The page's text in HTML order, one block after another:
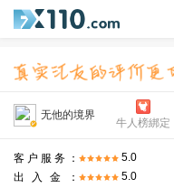
无他的境界
牛人榜綁定
客户服务： 5.0
出入金：
5.0